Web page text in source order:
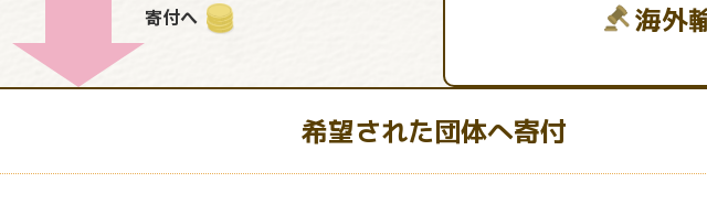
寄付へ
海外
希望された団体へ寄付